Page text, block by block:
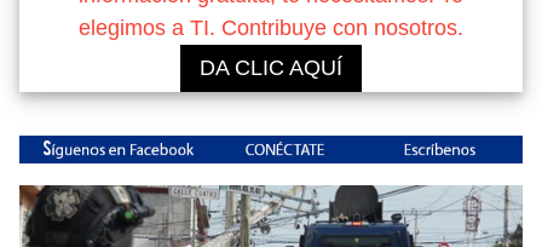
elegimos a TI. Contribuye con nosotros.
DA CLIC AQUÍ